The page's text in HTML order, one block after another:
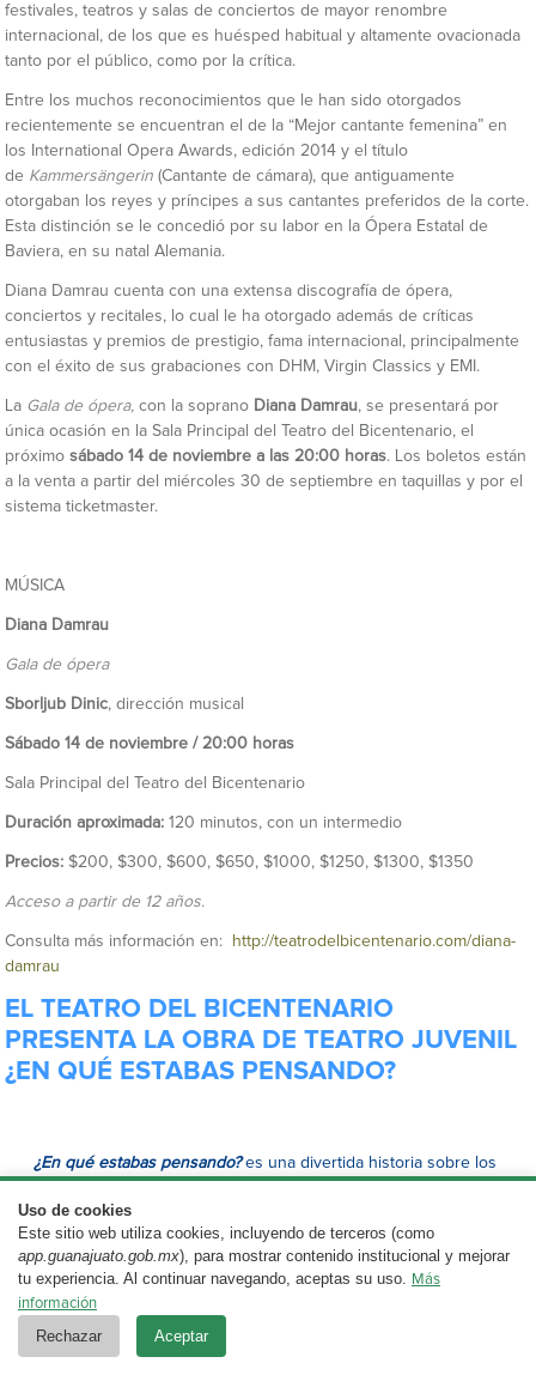
festivales, teatros y salas de conciertos de mayor renombre
internacional, de los que es huésped habitual y altamente ovacionada
tanto por el público, como por la crítica.
Entre los muchos reconocimientos que le han sido otorgados
recientemente se encuentran el de la “Mejor cantante femenina” en
los International Opera Awards, edición 2014 y el título
de Kammersängerin (Cantante de cámara), que antiguamente
otorgaban los reyes y príncipes a sus cantantes preferidos de la corte.
Esta distinción se le concedió por su labor en la Ópera Estatal de
Baviera, en su natal Alemania.
Diana Damrau cuenta con una extensa discografía de ópera,
conciertos y recitales, lo cual le ha otorgado además de críticas
entusiastas y premios de prestigio, fama internacional, principalmente
con el éxito de sus grabaciones con DHM, Virgin Classics y EMI.
La Gala de ópera,con la soprano Diana Damrau, se presentará por
única ocasión en la Sala Principal del Teatro del Bicentenario, el
próximosábado 14 de noviembre a las 20:00 horas. Los boletos están
a la venta a partir del miércoles 30 de septiembre en taquillas y por el
sistema ticketmaster.
MÚSICA
Diana Damrau
Gala de ópera
Sborljub Dinic, dirección musical
Sábado 14 de noviembre / 20:00 horas
Sala Principal del Teatro del Bicentenario
Duración aproximada: 120 minutos, con un intermedio
Precios: $200, $300, $600, $650, $1000, $1250, $1300, $1350
Acceso a partir de 12 años.
Consulta más información en:
http://teatrodelbicentenario.com/diana-
damrau
EL TEATRO DEL BICENTENARIO
PRESENTA LA OBRA DE TEATRO JUVENIL
¿EN QUÉ ESTABAS PENSANDO?
¿En qué estabas pensando?es una divertida historia sobre los
Una producción de la compañíaNunca Merlot Teatro,escrita y
dirigida porSaúl Enríquez.
Se presentarán dos funciones en el Teatro Estudio del Teatro del
Bicentenario el
viernes 2 de octubre
a las 18:00 horas.
Uso de cookies
Este sitio web utiliza cookies, incluyendo de terceros (como
app.guanajuato.gob.mx), para mostrar contenido institucional y mejorar
tu experiencia. Al continuar navegando, aceptas su uso. Más
información
Rechazar Aceptar